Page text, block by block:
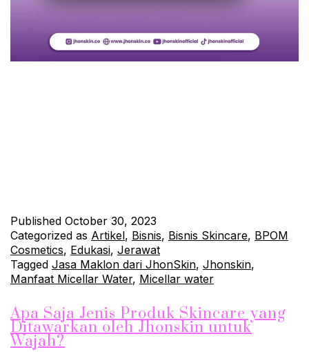
Published October 30, 2023
Categorized as Artikel, Bisnis, Bisnis Skincare, BPOM
Cosmetics, Edukasi, Jerawat
Tagged Jasa Maklon dari JhonSkin, Jhonskin,
Manfaat Micellar Water, Micellar water
Apa Saja Jenis Produk Skincare yang
Ditawarkan oleh Jhonskin untuk
Wajah?